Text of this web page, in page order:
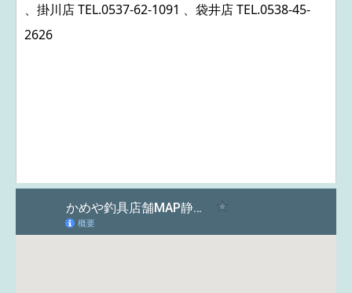
、掛川店 TEL.0537-62-1091 、袋井店 TEL.0538-45-
2626